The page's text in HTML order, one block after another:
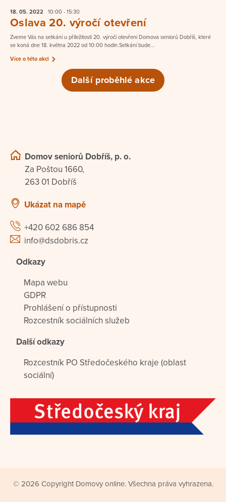
18. 05. 2022 10:00 - 15:30
Oslava 20. výročí otevření
Zveme Vás na setkání u příležitosti 20. výročí otevření Domova seniorů Dobříš, které
se koná dne 18. května 2022 od 10:00 hodin.Setkání bude...
Více o této akci
Další proběhlé akce
Domov seniorů Dobříš, p. o.
Za Poštou 1660,
263 01 Dobříš
Ukázat na mapě
+420 602 686 854
info@dsdobris.cz
Odkazy
Mapa webu
GDPR
Prohlášení o přístupnosti
Rozcestník sociálních služeb
Další odkazy
Rozcestník PO Středočeského kraje (oblast
sociální)
© 2026 Copyright Domovy online. Všechna práva vyhrazena.